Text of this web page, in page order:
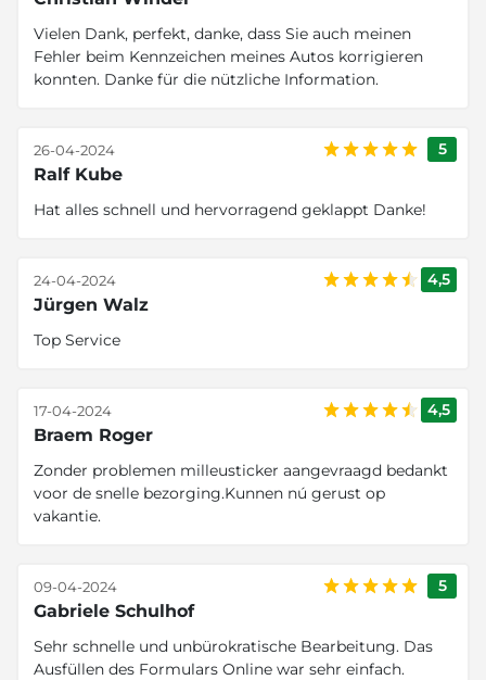
Vielen Dank, perfekt, danke, dass Sie auch meinen
Fehler beim Kennzeichen meines Autos korrigieren
konnten. Danke für die nützliche Information.
5
Ralf Kube
26-04-2024
Hat alles schnell und hervorragend geklappt Danke!
4,5
Jürgen Walz
24-04-2024
Top Service
4,5
Braem Roger
17-04-2024
Zonder problemen milleusticker aangevraagd bedankt
voor de snelle bezorging.Kunnen nú gerust op
vakantie.
5
Gabriele Schulhof
09-04-2024
Sehr schnelle und unbürokratische Bearbeitung. Das
Ausfüllen des Formulars Online war sehr einfach.